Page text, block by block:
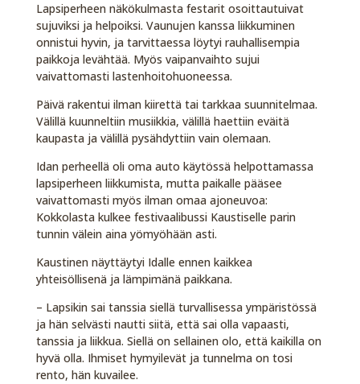
Lapsiperheen näkökulmasta festarit osoittautuivat
sujuviksi ja helpoiksi. Vaunujen kanssa liikkuminen
onnistui hyvin, ja tarvittaessa löytyi rauhallisempia
paikkoja levähtää. Myös vaipanvaihto sujui
vaivattomasti lastenhoitohuoneessa.
Päivä rakentui ilman kiirettä tai tarkkaa suunnitelmaa.
Välillä kuunneltiin musiikkia, välillä haettiin eväitä
kaupasta ja välillä pysähdyttiin vain olemaan.
Idan perheellä oli oma auto käytössä helpottamassa
lapsiperheen liikkumista, mutta paikalle pääsee
vaivattomasti myös ilman omaa ajoneuvoa:
Kokkolasta kulkee festivaalibussi Kaustiselle parin
tunnin välein aina yömyöhään asti.
Kaustinen näyttäytyi Idalle ennen kaikkea
yhteisöllisenä ja lämpimänä paikkana.
– Lapsikin sai tanssia siellä turvallisessa ympäristössä
ja hän selvästi nautti siitä, että sai olla vapaasti,
tanssia ja liikkua. Siellä on sellainen olo, että kaikilla on
hyvä olla. Ihmiset hymyilevät ja tunnelma on tosi
rento, hän kuvailee.